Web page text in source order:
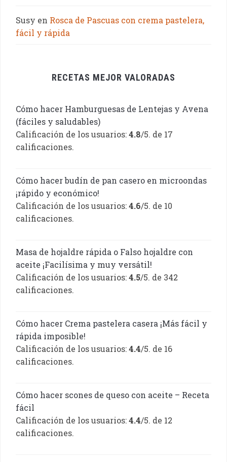
Susy en Rosca de Pascuas con crema pastelera,
fácil y rápida
RECETAS MEJOR VALORADAS
Cómo hacer Hamburguesas de Lentejas y Avena
(fáciles y saludables)
Calificación de los usuarios:4.8/5. de 17
calificaciones.
Cómo hacer budín de pan casero en microondas
¡rápido y económico!
Calificación de los usuarios:4.6/5. de 10
calificaciones.
Masa de hojaldre rápida o Falso hojaldre con
aceite ¡Facilísima y muy versátil!
Calificación de los usuarios:4.5/5. de 342
calificaciones.
Cómo hacer Crema pastelera casera ¡Más fácil y
rápida imposible!
Calificación de los usuarios:4.4/5. de 16
calificaciones.
Cómo hacer scones de queso con aceite – Receta
fácil
Calificación de los usuarios:4.4/5. de 12
calificaciones.